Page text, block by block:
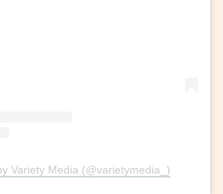
Variety Media (@varietymedia_)